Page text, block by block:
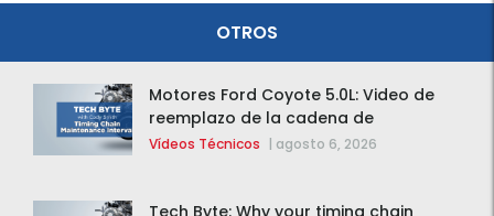
OTROS
Motores Ford Coyote 5.0L: Video de
reemplazo de la cadena de
distribución de la F-150 2015 – 2020
Vídeos Técnicos | agosto 6, 2026